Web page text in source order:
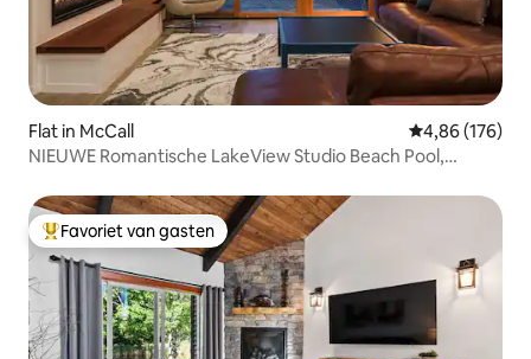
Flat in McCall Gemiddelde
4,86 (176)
NIEUWE Romantische LakeView Studio Beach Pool,
Topfavoriet van gasten
Favoriet van gasten